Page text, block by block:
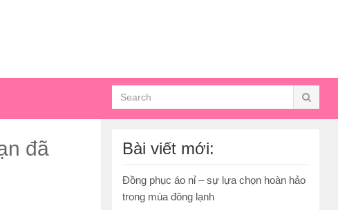
đã
Bài viết mới:
Đồng phục áo nỉ – sự lựa chọn hoàn hảo
trong mùa đông lạnh